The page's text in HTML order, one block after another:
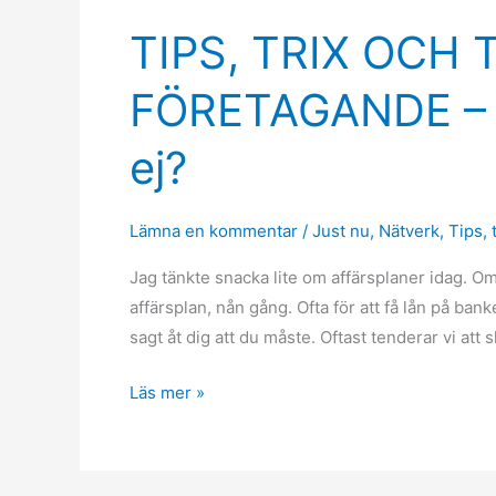
TIPS, TRIX OCH
FÖRETAGANDE
ej?
Lämna en kommentar / Just nu, Nätverk, Tips,
Jag tänkte snacka lite om affärsplaner idag.
affärsplan, nån gång. Ofta för att få lån på
sagt åt dig att du måste. Oftast tenderar vi att
TIPS,
TRIX
OCH
TANKAR
OM
FÖRETAGANDE
2:
Affärsplan
eller
Läs mer »